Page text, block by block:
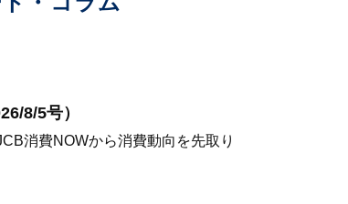
8/5号）
消費NOWから消費動向を先取り